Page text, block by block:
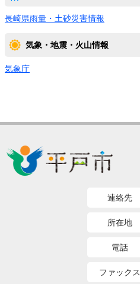
長崎県雨量・土砂災害情報
気象・地震・火山情報
気象庁
連絡先
所在地
電話
ファックス